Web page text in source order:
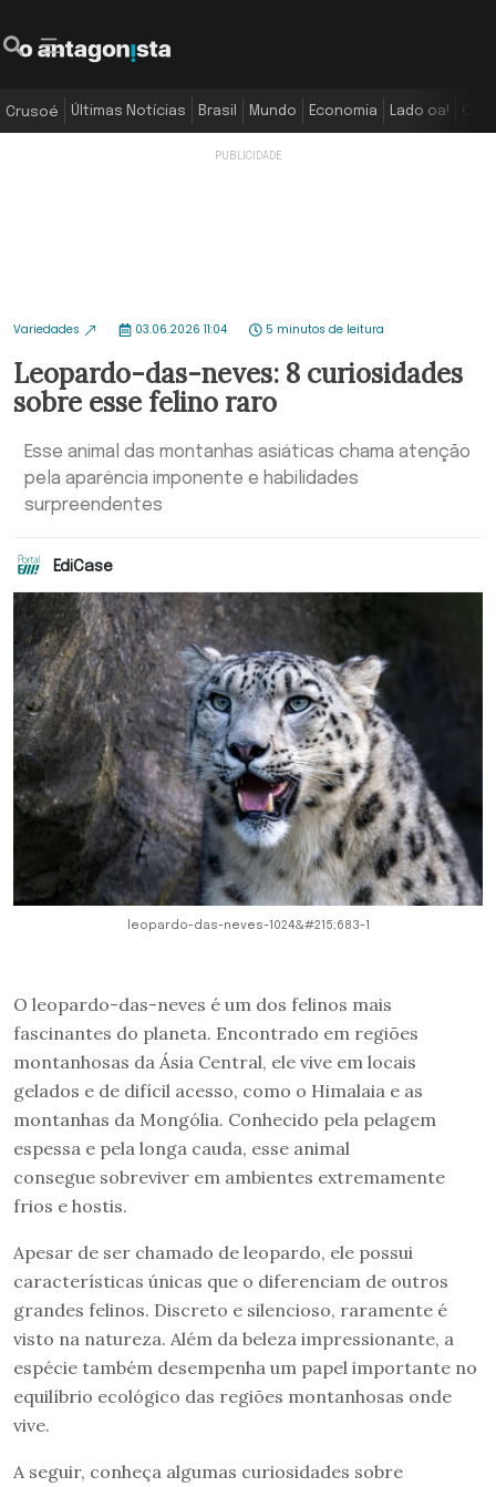
Crusoé Últimas Notícias Brasil Mundo Economia Lado oa!
Variedades 03.06.2026 11:04 5 minutos de leitura
Leopardo-das-neves: 8 curiosidades
sobre esse felino raro
Esse animal das montanhas asiáticas chama atenção
pela aparência imponente e habilidades
surpreendentes
EdiCase
leopardo-das-neves-1024&#215;683-1
O leopardo-das-neves é um dos felinos mais
fascinantes do planeta. Encontrado em regiões
montanhosas da Ásia Central, ele vive em locais
gelados e de difícil acesso, como o Himalaia e as
montanhas da Mongólia. Conhecido pela pelagem
espessa e pela longa cauda, esse animal
consegue sobreviver em ambientes extremamente
frios e hostis.
Apesar de ser chamado de leopardo, ele possui
características únicas que o diferenciam de outros
grandes felinos. Discreto e silencioso, raramente é
visto na natureza. Além da beleza impressionante, a
espécie também desempenha um papel importante no
equilíbrio ecológico das regiões montanhosas onde
vive.
A seguir, conheça algumas curiosidades sobre